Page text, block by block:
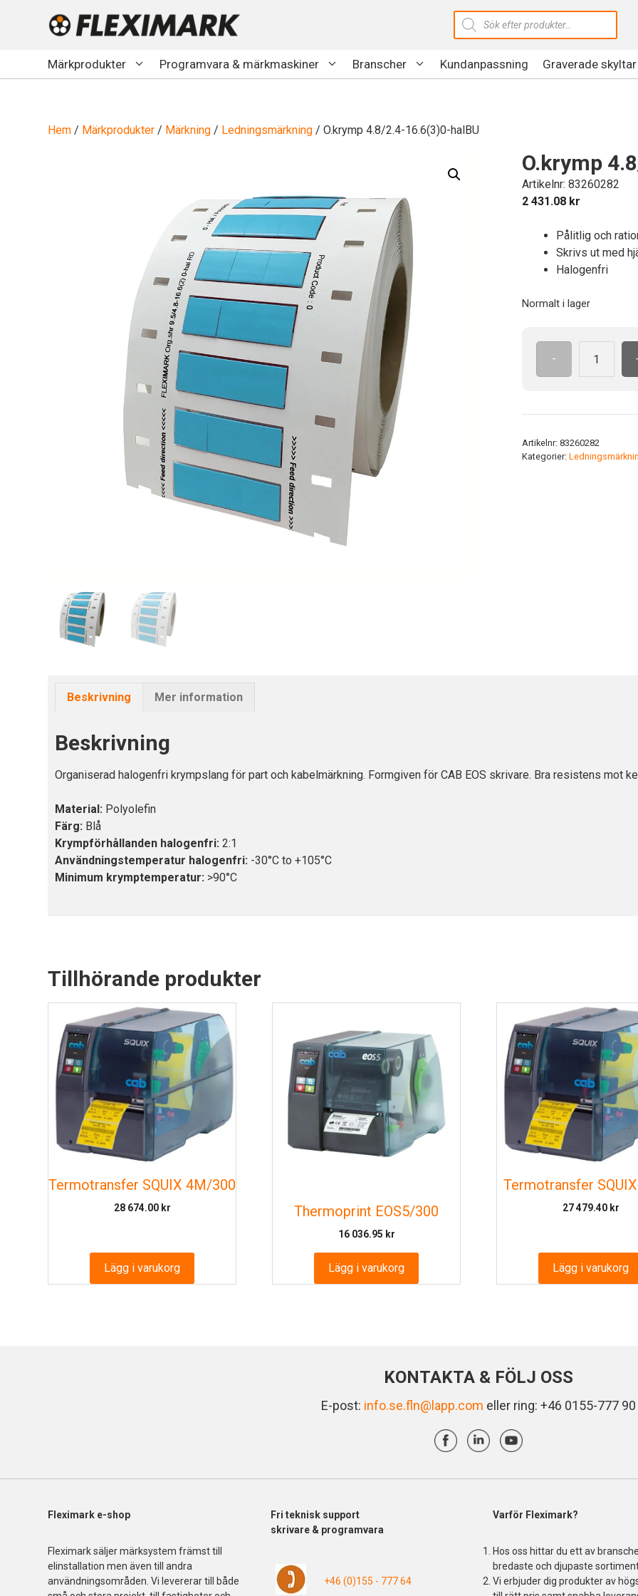
Produktsökning
Märkprodukter Programvara & märkmaskiner Branscher Kundanpassning Graverade skyltar
Hem / Märkprodukter / Märkning / Ledningsmärkning / O.krymp 4.8/2.4-16.6(3)0-halBU
O.krymp
Artikelnr: 83260282
2 431.08 kr
Pålitlig och
Skrivs ut med
Halogenfri
Normalt i lager
-
halBU
Artikelnr: 83260282
Kategorier:
Beskrivning Mer information
Beskrivning
Organiserad halogenfri krympslang för part och kabelmärkning. Formgiven för CAB EOS skrivare. Bra resistens mot
Material: Polyolefin
Färg: Blå
Krympförhållanden halogenfri: 2:1
Användningstemperatur halogenfri: -30°C to +105°C
Minimum krymptemperatur: >90°C
Tillhörande produkter
Termotransfer SQUIX 4M/300
28 674.00 kr
Lägg i varukorg
Thermoprint EOS5/300
16 036.95 kr
Lägg i varukorg
Termotransfer
27 479.40 kr
Lägg i varukorg
KONTAKTA & FÖLJ OSS
E-post: info.se.fln@lapp.com eller ring: +46 0155-777 90
Fleximark e-shop
Fleximark säljer märksystem främst till
elinstallation men även till andra
användningsområden. Vi levererar till både
Fri teknisk support
skrivare & programvara
+46 (0)155 - 777 64
Varför Fleximark?
Hos oss hittar du ett av
bredaste och djupaste
Vi erbjuder dig produkter av